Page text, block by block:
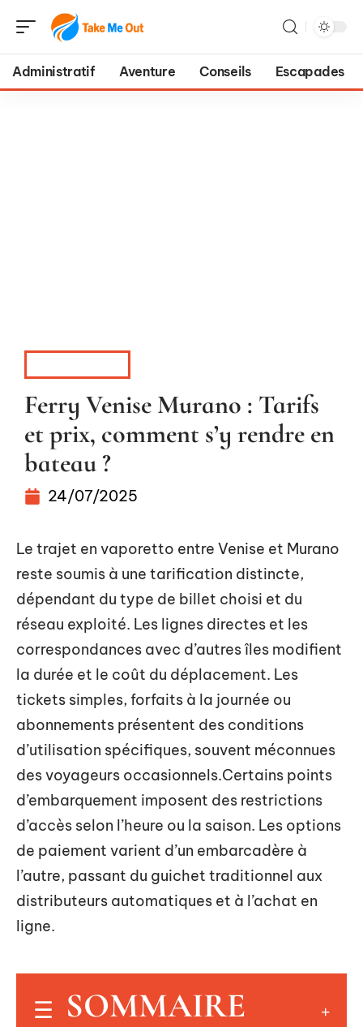
Administratif Aventure Conseils Escapades
Ferry Venise Murano : Tarifs
et prix, comment s’y rendre en
bateau ?
24/07/2025
Le trajet en vaporetto entre Venise et Murano
reste soumis à une tarification distincte,
dépendant du type de billet choisi et du
réseau exploité. Les lignes directes et les
correspondances avec d’autres îles modifient
la durée et le coût du déplacement. Les
tickets simples, forfaits à la journée ou
abonnements présentent des conditions
d’utilisation spécifiques, souvent méconnues
des voyageurs occasionnels.Certains points
d’embarquement imposent des restrictions
d’accès selon l’heure ou la saison. Les options
de paiement varient d’un embarcadère à
l’autre, passant du guichet traditionnel aux
distributeurs automatiques et à l’achat en
ligne.
SOMMAIRE